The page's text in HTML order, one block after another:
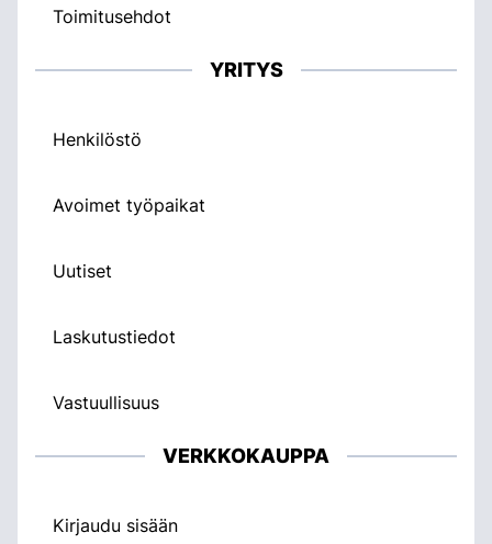
Toimitusehdot
YRITYS
Henkilöstö
Avoimet työpaikat
Uutiset
Laskutustiedot
Vastuullisuus
VERKKOKAUPPA
Kirjaudu sisään